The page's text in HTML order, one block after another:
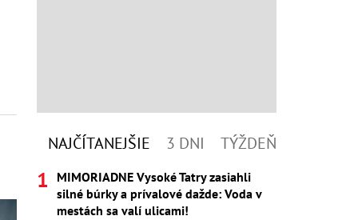
NAJČÍTANEJŠIE 3 DNI TÝŽDEŇ
MIMORIADNE Vysoké Tatry zasiahli
silné búrky a prívalové dažde: Voda v
mestách sa valí ulicami!